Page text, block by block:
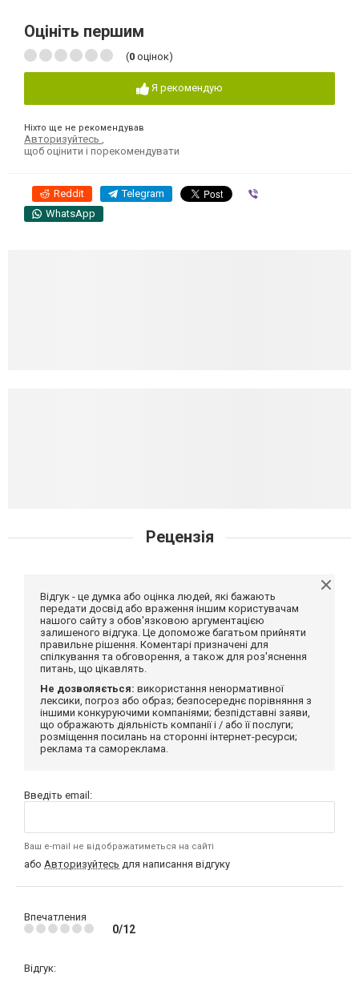
Оцініть першим
(0 оцінок)
Я рекомендую
Ніхто ще не рекомендував
Авторизуйтесь
щоб оцінити і порекомендувати
Reddit Telegram
WhatsApp
Рецензія
Відгук - це думка або оцінка людей, які бажають
передати досвід або враження іншим користувачам
нашого сайту з обов'язковою аргументацією
залишеного відгука. Це допоможе багатьом прийняти
правильне рішення. Коментарі призначені для
спілкування та обговорення, а також для роз'яснення
питань, що цікавлять.
Не дозволяється: використання ненормативної
лексики, погроз або образ; безпосереднє порівняння з
іншими конкуруючими компаніями; безпідставні заяви,
що ображають діяльність компанії і / або її послуги;
розміщення посилань на сторонні інтернет-ресурси;
реклама та самореклама.
Введіть email:
Ваш e-mail не відображатиметься на сайті
або Авторизуйтесь для написання відгуку
Впечатления
0/12
Відгук: